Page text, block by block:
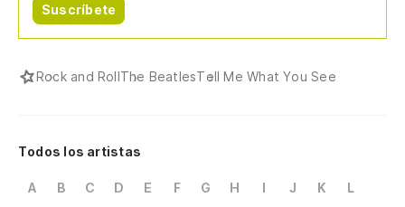
Suscríbete
Rock and RollThe BeatlesTell Me What You See
Todos los artistas
A B C D E F G H I J K
L